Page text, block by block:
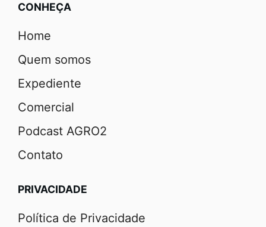
CONHEÇA
Home
Quem somos
Expediente
Comercial
Podcast AGRO2
Contato
PRIVACIDADE
Política de Privacidade